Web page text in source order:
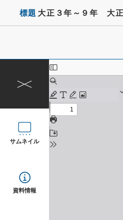
標題 大正３年～９年 大
サムネイル
資料情報